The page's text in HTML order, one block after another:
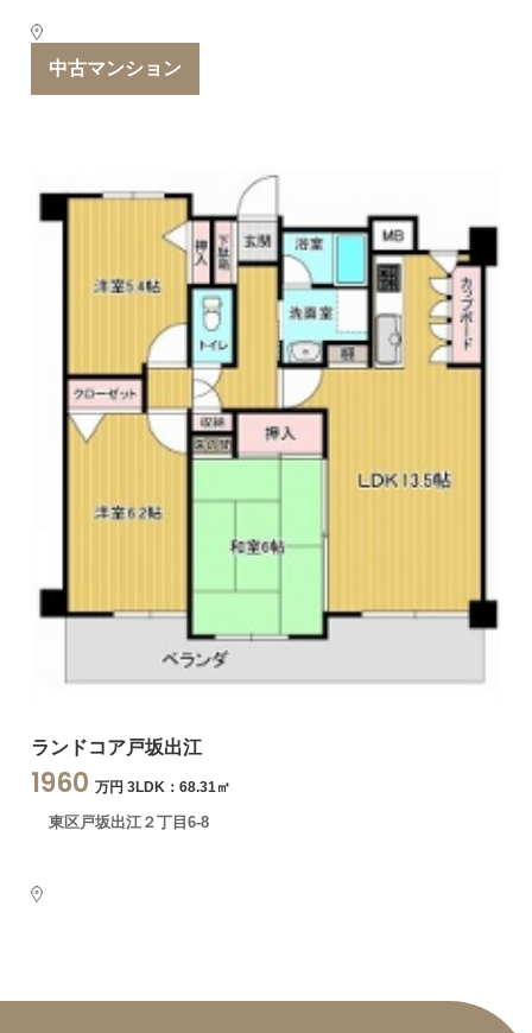
中古マンション
ランドコア戸坂出江
1960 万円 3LDK：68.31㎡
東区戸坂出江２丁目6-8